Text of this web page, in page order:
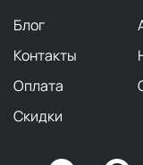
Блог
Контакты
Оплата
Скидки